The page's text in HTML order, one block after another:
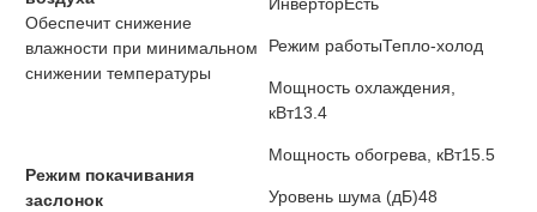
Обеспечит снижение
влажности при минимальном
снижении температуры
Режим покачивания
заслонок
Режим работыТепло-холод
Мощность охлаждения,
кВт13.4
Мощность обогрева, кВт15.5
Уровень шума (дБ)48